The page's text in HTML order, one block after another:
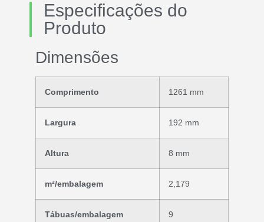
Especificações do
Produto
Dimensões
Comprimento 1261 mm
Largura 192 mm
Altura 8 mm
m²/embalagem 2,179
Tábuas/embalagem 9